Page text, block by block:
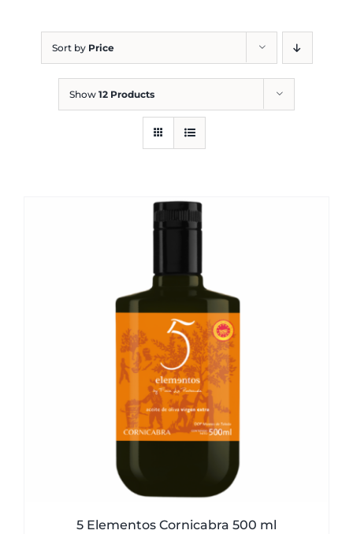
Sort by Price
Show 12 Products
5 Elementos Cornicabra 500 ml